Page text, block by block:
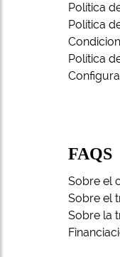
Política
Política
Política
FAQS
Sobre el
Sobre el
Sobre la